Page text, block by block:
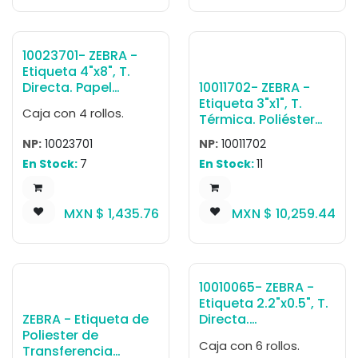
entre etiq., 1 al paso.
Núcleo 3". Diámetro
8". 4 Rollos/caja.
Peso por caja 12.25
kg.
Peso por caja 6.8 kg.
10023701- ZEBRA -
Etiqueta 4"x8", T.
Directa. Papel
1000D, para
Impresora Industrial,
750/Rollo, con
adhesivo
Permanente, Perf.
Núcleo 3". Diámetro
Peso por caja 11.79
kg.
Caja con 4 rollos.
NP: 10023701
En Stock: 7
MXN $ 1,435.76
10011702- ZEBRA -
Etiqueta 3"x1", T.
Térmica. Poliéster
Blanco, Z-Ultimate
3000T, para
Impresora Industrial,
5240/Rollo, con
Permanente, Sin
paso. Núcleo 3".
Diámetro 8". 4
Rollos/caja. Peso
por caja 9.07 kg.
Certificado UL/cUL
Interiores/Exteriores,
con ribbon 5095,
NP: 10011702
En Stock:11
MXN $ 10,259.44
ZEBRA - Etiqueta de
Poliester de
Transferencia
10010065- ZEBRA -
Etiqueta 2.2"x0.5", T.
Directa.
8000D Jewelry (De
Caja con 6 rollos.